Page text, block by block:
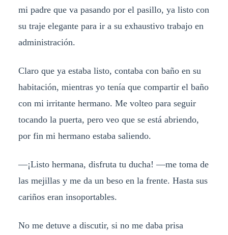
mi padre que va pasando por el pasillo, ya listo con
su traje elegante para ir a su exhaustivo trabajo en
administración.
Claro que ya estaba listo, contaba con baño en su
habitación, mientras yo tenía que compartir el baño
con mi irritante hermano. Me volteo para seguir
tocando la puerta, pero veo que se está abriendo,
por fin mi hermano estaba saliendo.
—¡Listo hermana, disfruta tu ducha! —me toma de
las mejillas y me da un beso en la frente. Hasta sus
cariños eran insoportables.
No me detuve a discutir, si no me daba prisa